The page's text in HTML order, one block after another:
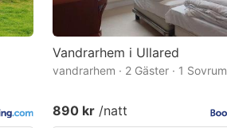
Vandrarhem i Ullared
vandrarhem · 2 Gäster · 1 Sovrum
890 kr /natt